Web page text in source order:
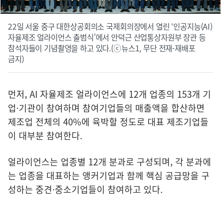
22일 서울 중구 대한상공회의소 국제회의장에서 열린 ‘인공지능(AI)
자율제조 얼라이언스 출범식’에서 안덕근 산업통상자원부 장관 등
참석자들이 기념촬영을 하고 있다.(ⓒ뉴스1, 무단 전재-재배포
금지)
먼저, AI 자율제조 얼라이언스에 12개 업종의 153개 기
업·기관이 참여하며 참여기업들의 매출액을 합산하면
제조업 전체의 40%에 육박할 정도로 대표 제조기업들
이 대부분 참여한다.
얼라이언스는 업종별 12개 분과로 구성되며, 각 분과에
는 업종을 대표하는 앵커기업과 함께 핵심 공급망을 구
성하는 중견·중소기업들이 참여하고 있다.